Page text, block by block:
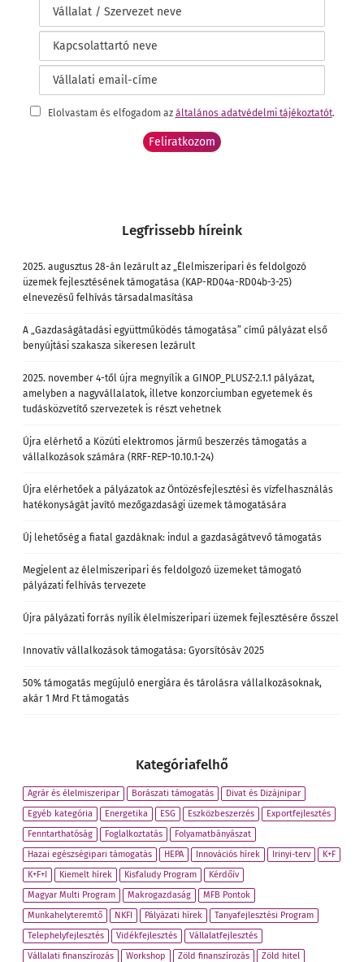
Elolvastam és elfogadom az általános adatvédelmi tájékoztatót.
Legfrissebb híreink
2025. augusztus 28-án lezárult az „Élelmiszeripari és feldolgozó
üzemek fejlesztésének támogatása (KAP-RD04a-RD04b-3-25)
elnevezésű felhívás társadalmasítása
A „Gazdaságátadási együttműködés támogatása” című pályázat első
benyújtási szakasza sikeresen lezárult
2025. november 4-től újra megnyílik a GINOP_PLUSZ-2.1.1 pályázat,
amelyben a nagyvállalatok, illetve konzorciumban egyetemek és
tudásközvetítő szervezetek is részt vehetnek
Újra elérhető a Közúti elektromos jármű beszerzés támogatás a
vállalkozások számára (RRF-REP-10.10.1-24)
Újra elérhetőek a pályázatok az Öntözésfejlesztési és vízfelhasználás
hatékonyságát javító mezőgazdasági üzemek támogatására
Új lehetőség a fiatal gazdáknak: indul a gazdaságátvevő támogatás
Megjelent az élelmiszeripari és feldolgozó üzemeket támogató
pályázati felhívás tervezete
Újra pályázati forrás nyílik élelmiszeripari üzemek fejlesztésére ősszel
Innovatív vállalkozások támogatása: Gyorsítósáv 2025
50% támogatás megújuló energiára és tárolásra vállalkozásoknak,
akár 1 Mrd Ft támogatás
Kategóriafelhő
Agrár és élelmiszeripar Borászati támogatás
Divat és Dizájnipar
Egyéb kategória
Energetika ESG Eszközbeszerzés
Exportfejlesztés
Fenntarthatóság
Foglalkoztatás
Folyamatbányászat
Hazai egészségipari támogatás
HEPA Innovációs hírek Irinyi-terv
K+F
K+F+I
Kiemelt hírek Kisfaludy Program
Kérdőív
Magyar Multi Program
Makrogazdaság
MFB Pontok
Munkahelyteremtő
NKFI Pályázati hírek
Tanyafejlesztési Program
Telephelyfejlesztés
Vidékfejlesztés
Vállalatfejlesztés
Vállalati finanszírozás
Workshop Zöld finanszírozás
Zöld hitel